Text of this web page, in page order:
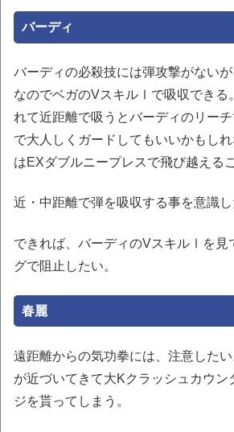
バーディ
バーディの必殺技には弾攻撃がない
なのでベガのVスキルⅠで吸収できる
れて近距離で吸うとバーディのリー
で大人しくガードしてもいいかもし
はEXダブルニープレスで飛び越える
近・中距離で弾を吸収する事を意識し
できれば、バーディのVスキルⅠを見
グで阻止したい。
春麗
遠距離からの気功拳には、注意した
が近づいてきて大Kクラッシュカウン
ジを貰ってしまう。